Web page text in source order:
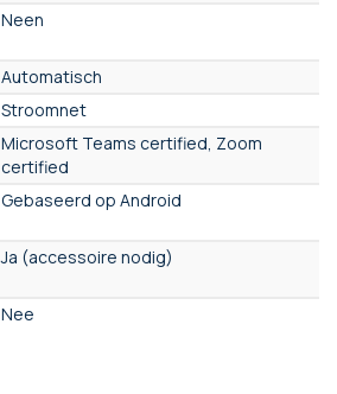
Neen
Automatisch
Stroomnet
Microsoft Teams certified, Zoom
certified
Gebaseerd op Android
Ja (accessoire nodig)
Nee